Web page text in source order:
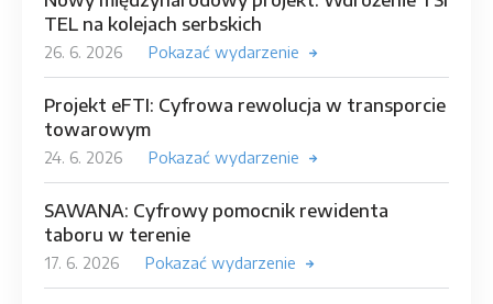
TEL na kolejach serbskich
26. 6. 2026 Pokazać wydarzenie
Projekt eFTI: Cyfrowa rewolucja w transporcie
towarowym
24. 6. 2026 Pokazać wydarzenie
SAWANA: Cyfrowy pomocnik rewidenta
taboru w terenie
17. 6. 2026 Pokazać wydarzenie